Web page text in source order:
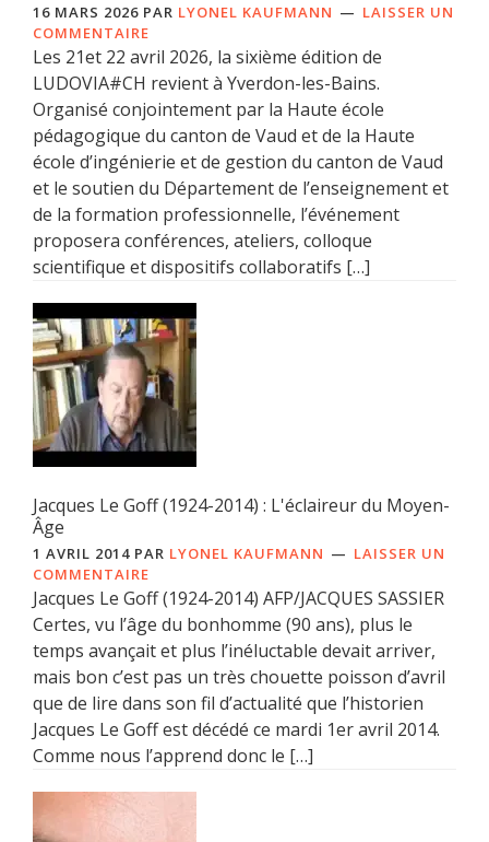
16 MARS 2026 PAR LYONEL KAUFMANN
LAISSER UN
COMMENTAIRE
Les 21et 22 avril 2026, la sixième édition de
LUDOVIA#CH revient à Yverdon-les-Bains.
Organisé conjointement par la Haute école
pédagogique du canton de Vaud et de la Haute
école d’ingénierie et de gestion du canton de Vaud
et le soutien du Département de l’enseignement et
de la formation professionnelle, l’événement
proposera conférences, ateliers, colloque
scientifique et dispositifs collaboratifs […]
Jacques Le Goff (1924-2014) : L'éclaireur du Moyen-
Âge
1 AVRIL 2014 PAR LYONEL KAUFMANN
LAISSER UN
COMMENTAIRE
Jacques Le Goff (1924-2014) AFP/JACQUES SASSIER
Certes, vu l’âge du bonhomme (90 ans), plus le
temps avançait et plus l’inéluctable devait arriver,
mais bon c’est pas un très chouette poisson d’avril
que de lire dans son fil d’actualité que l’historien
Jacques Le Goff est décédé ce mardi 1er avril 2014.
Comme nous l’apprend donc le […]